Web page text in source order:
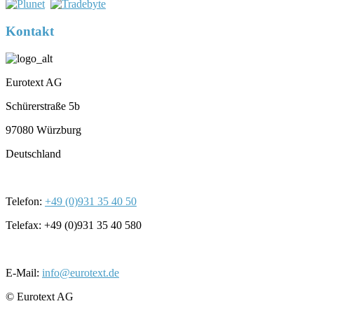
Kontakt
Eurotext AG
Schürerstraße 5b
97080 Würzburg
Deutschland
Telefon: +49 (0)931 35 40 50
Telefax: +49 (0)931 35 40 580
E-Mail: info@eurotext.de
© Eurotext AG